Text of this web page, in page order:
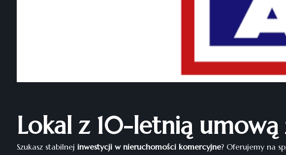
Lokal z 10-letnią umową
Szukasz stabilnej inwestycji w nieruchomości komercyjne? Oferujemy na